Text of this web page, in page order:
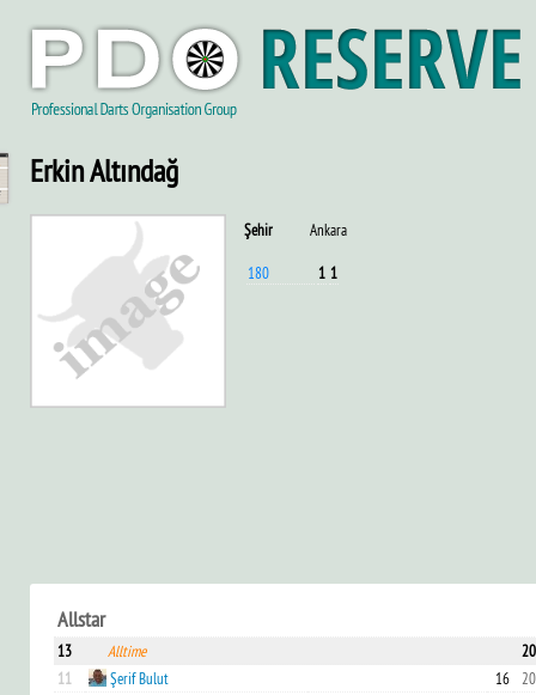
Erkin Altındağ
Şehir Ankara
180 1 1
Allstar
13 Alltime
11
Şerif Bulut 16